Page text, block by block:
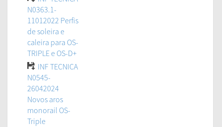
N0363.1-
11012022 Perfis
de soleira e
caleira para OS-
TRIPLE e OS-D+
INF TECNICA
N0545-
26042024
Novos aros
monorail OS-
Triple